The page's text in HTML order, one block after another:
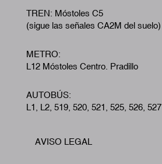
TREN: Móstoles C5
(sigue las señales CA2M del suelo)
METRO:
L12 Móstoles Centro. Pradillo
AUTOBÚS:
L1, L2, 519, 520, 521, 525, 526, 527
Footer
AVISO LEGAL